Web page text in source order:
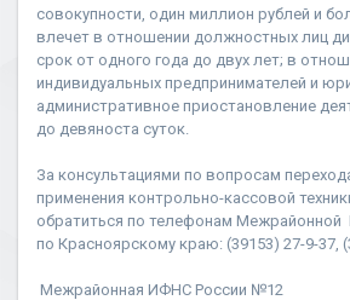
совокупности, один миллион рублей и
влечет в отношении должностных лиц
срок от одного года до двух лет; в
индивидуальных предпринимателей и
административное приостановление
до девяноста суток.
За консультациями по вопросам
применения контрольно-кассовой
обратиться по телефонам
по Красноярскому краю: (39153) 27-9-37,
Межрайонная ИФНС России №12